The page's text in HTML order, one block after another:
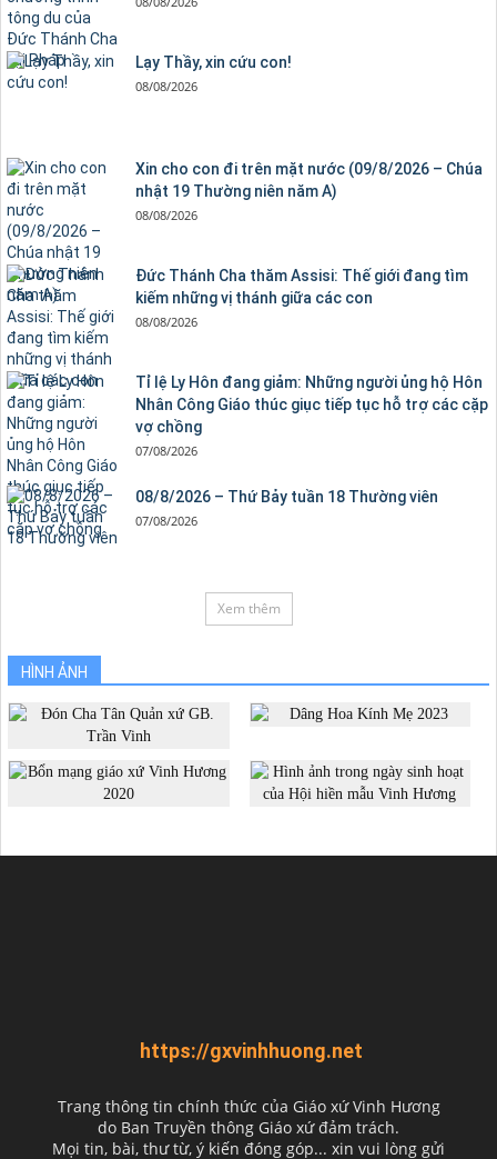
Lạy Thầy, xin cứu con!
08/08/2026
Xin cho con đi trên mặt nước (09/8/2026 – Chúa
nhật 19 Thường niên năm A)
08/08/2026
Đức Thánh Cha thăm Assisi: Thế giới đang tìm
kiếm những vị thánh giữa các con
08/08/2026
Tỉ lệ Ly Hôn đang giảm: Những người ủng hộ Hôn
Nhân Công Giáo thúc giục tiếp tục hỗ trợ các cặp
vợ chồng
07/08/2026
08/8/2026 – Thứ Bảy tuần 18 Thường viên
07/08/2026
Xem thêm
HÌNH ẢNH
https://gxvinhhuong.net
Trang thông tin chính thức của Giáo xứ Vinh Hương
do Ban Truyền thông Giáo xứ đảm trách.
Mọi tin, bài, thư từ, ý kiến đóng góp... xin vui lòng gửi